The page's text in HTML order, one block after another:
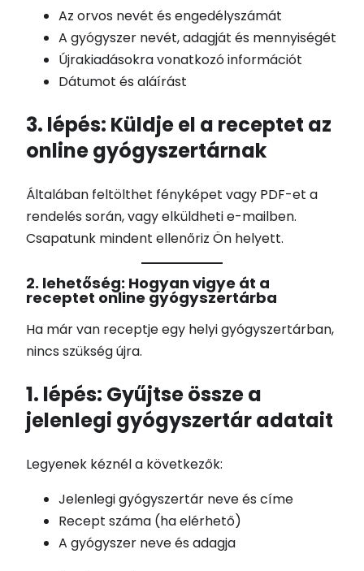
Az orvos nevét és engedélyszámát
A gyógyszer nevét, adagját és mennyiségét
Újrakiadásokra vonatkozó információt
Dátumot és aláírást
3. lépés: Küldje el a receptet az
online gyógyszertárnak
Általában feltölthet fényképet vagy PDF-et a
rendelés során, vagy elküldheti e-mailben.
Csapatunk mindent ellenőriz Ön helyett.
2. lehetőség: Hogyan vigye át a
receptet online gyógyszertárba
Ha már van receptje egy helyi gyógyszertárban,
nincs szükség újra.
1. lépés: Gyűjtse össze a
jelenlegi gyógyszertár adatait
Legyenek kéznél a következők:
Jelenlegi gyógyszertár neve és címe
Recept száma (ha elérhető)
A gyógyszer neve és adagja